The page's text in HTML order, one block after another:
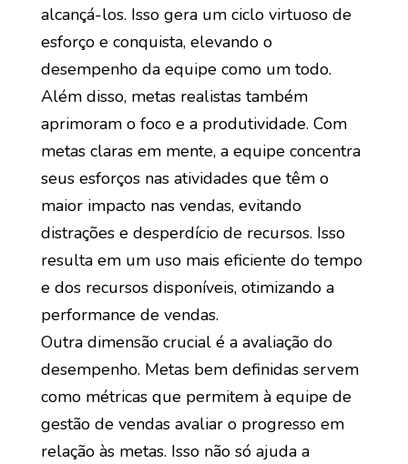
alcançá-los. Isso gera um ciclo virtuoso de
esforço e conquista, elevando o
desempenho da equipe como um todo.
Além disso, metas realistas também
aprimoram o foco e a produtividade. Com
metas claras em mente, a equipe concentra
seus esforços nas atividades que têm o
maior impacto nas vendas, evitando
distrações e desperdício de recursos. Isso
resulta em um uso mais eficiente do tempo
e dos recursos disponíveis, otimizando a
performance de vendas.
Outra dimensão crucial é a avaliação do
desempenho. Metas bem definidas servem
como métricas que permitem à equipe de
gestão de vendas avaliar o progresso em
relação às metas. Isso não só ajuda a